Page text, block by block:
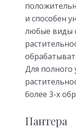
и способен
любые виды
Для полного
более 3-х
Пантера